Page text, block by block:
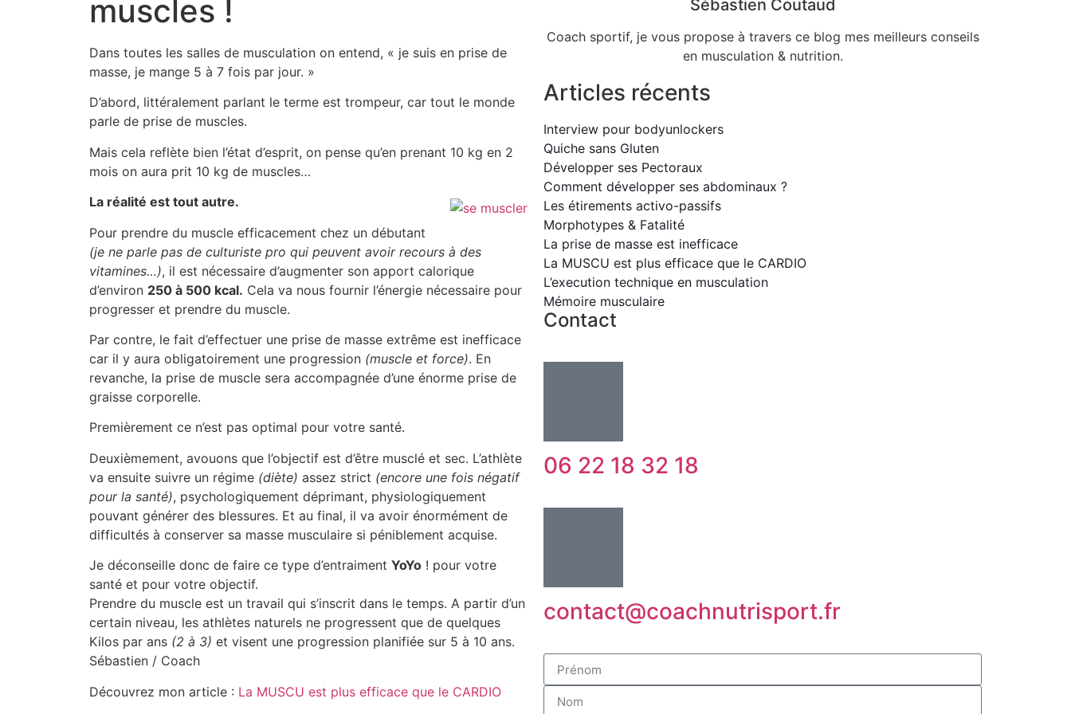
muscles !
Dans toutes les salles de musculation on entend, « je suis en prise de
masse, je mange 5 à 7 fois par jour. »
D’abord, littéralement parlant le terme est trompeur, car tout le monde
parle de prise de muscles.
Mais cela reflète bien l’état d’esprit, on pense qu’en prenant 10 kg en 2
mois on aura prit 10 kg de muscles…
La réalité est tout autre.
Pour prendre du muscle efficacement chez un débutant
(je ne parle pas de culturiste pro qui peuvent avoir recours à des
vitamines…), il est nécessaire d’augmenter son apport calorique
d’environ 250 à 500 kcal. Cela va nous fournir l’énergie nécessaire pour
progresser et prendre du muscle.
Par contre, le fait d’effectuer une prise de masse extrême est inefficace
car il y aura obligatoirement une progression (muscle et force). En
revanche, la prise de muscle sera accompagnée d’une énorme prise de
graisse corporelle.
Premièrement ce n’est pas optimal pour votre santé.
Deuxièmement, avouons que l’objectif est d’être musclé et sec. L’athlète
va ensuite suivre un régime (diète) assez strict (encore une fois négatif
pour la santé), psychologiquement déprimant, physiologiquement
pouvant générer des blessures. Et au final, il va avoir énormément de
difficultés à conserver sa masse musculaire si péniblement acquise.
Je déconseille donc de faire ce type d’entraiment YoYo ! pour votre
santé et pour votre objectif.
Prendre du muscle est un travail qui s’inscrit dans le temps. A partir d’un
certain niveau, les athlètes naturels ne progressent que de quelques
Kilos par ans (2 à 3) et visent une progression planifiée sur 5 à 10 ans.
Sébastien / Coach
Découvrez mon article : La MUSCU est plus efficace que le CARDIO
Sébastien Coutaud
Coach sportif, je vous propose à travers ce blog mes meilleurs conseils
en musculation & nutrition.
Articles récents
Interview pour bodyunlockers
Quiche sans Gluten
Développer ses Pectoraux
Comment développer ses abdominaux ?
Les étirements activo-passifs
Morphotypes & Fatalité
La prise de masse est inefficace
La MUSCU est plus efficace que le CARDIO
L’execution technique en musculation
Mémoire musculaire
Contact
06 22 18 32 18
contact@coachnutrisport.fr